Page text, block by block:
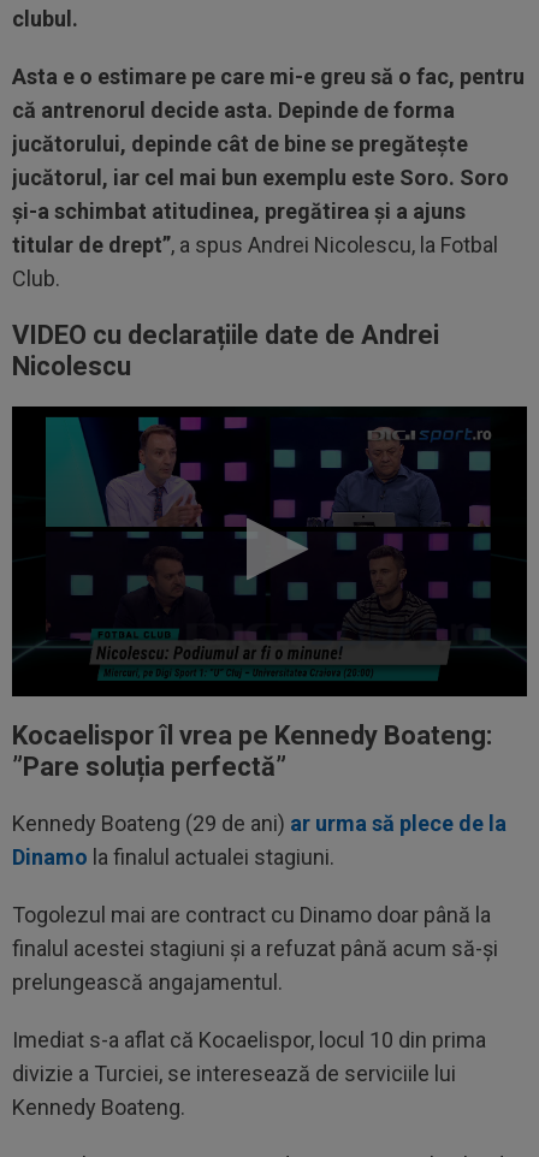
clubul.
Asta e o estimare pe care mi-e greu să o fac, pentru
că antrenorul decide asta. Depinde de forma
jucătorului, depinde cât de bine se pregătește
jucătorul, iar cel mai bun exemplu este Soro. Soro
și-a schimbat atitudinea, pregătirea și a ajuns
titular de drept”, a spus Andrei Nicolescu, la Fotbal
Club.
VIDEO cu declarațiile date de Andrei
Nicolescu
Kocaelispor îl vrea pe Kennedy Boateng:
”Pare soluția perfectă”
Kennedy Boateng (29 de ani) ar urma să plece de la
Dinamo la finalul actualei stagiuni.
Togolezul mai are contract cu Dinamo doar până la
finalul acestei stagiuni și a refuzat până acum să-și
prelungească angajamentul.
Imediat s-a aflat că Kocaelispor, locul 10 din prima
divizie a Turciei, se interesează de serviciile lui
Kennedy Boateng.